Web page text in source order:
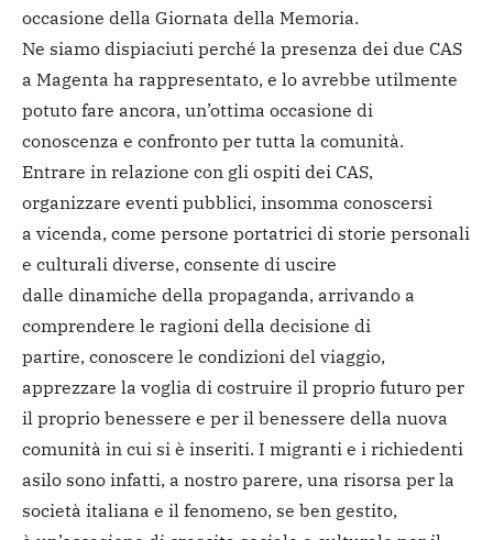
occasione della Giornata della Memoria.
Ne siamo dispiaciuti perché la presenza dei due CAS
a Magenta ha rappresentato, e lo avrebbe utilmente
potuto fare ancora, un’ottima occasione di
conoscenza e confronto per tutta la comunità.
Entrare in relazione con gli ospiti dei CAS,
organizzare eventi pubblici, insomma conoscersi
a vicenda, come persone portatrici di storie personali
e culturali diverse, consente di uscire
dalle dinamiche della propaganda, arrivando a
comprendere le ragioni della decisione di
partire, conoscere le condizioni del viaggio,
apprezzare la voglia di costruire il proprio futuro per
il proprio benessere e per il benessere della nuova
comunità in cui si è inseriti. I migranti e i richiedenti
asilo sono infatti, a nostro parere, una risorsa per la
società italiana e il fenomeno, se ben gestito,